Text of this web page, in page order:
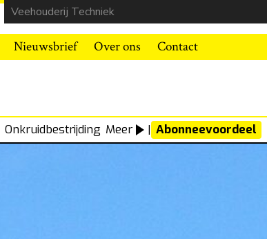
Veehouderij Techniek
Nieuwsbrief Over ons Contact
Onkruidbestrijding Meer | Abonneevoordeel